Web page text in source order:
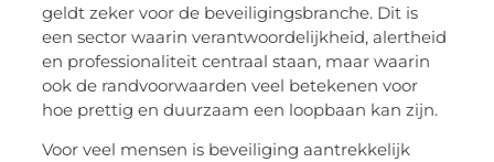
geldt zeker voor de beveiligingsbranche. Dit is
een sector waarin verantwoordelijkheid, alertheid
en professionaliteit centraal staan, maar waarin
ook de randvoorwaarden veel betekenen voor
hoe prettig en duurzaam een loopbaan kan zijn.
Voor veel mensen is beveiliging aantrekkelijk